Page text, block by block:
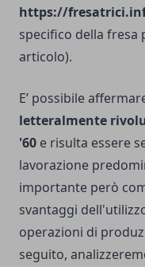
https://
specifico della fresa
articolo).
E’ possibile
letteralmente
'60 e risulta essere
lavorazione
importante però
svantaggi
operazioni di
seguito,